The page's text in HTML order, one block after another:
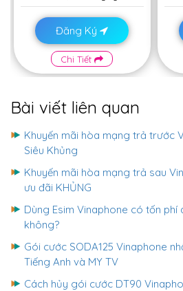
Đăng Ký
Chi Tiết
Bài viết liên quan
Khuyến mãi hòa mạng trả trước
Siêu Khủng
Khuyến mãi hòa mạng trả sau
ưu đãi KHỦNG
Dùng Esim Vinaphone có tốn phí
không?
Gói cước SODA125 Vinaphone
Tiếng Anh và MY TV
Cách hủy gói cước DT90